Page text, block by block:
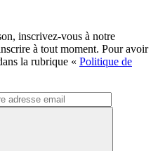
inscrivez-vous à notre
à tout moment. Pour avoir
la rubrique « Politique de